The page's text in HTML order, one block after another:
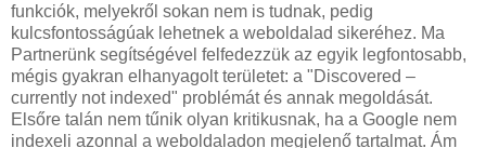
funkciók, melyekről sokan nem is tudnak, pedig
kulcsfontosságúak lehetnek a weboldalad sikeréhez. Ma
Partnerünk segítségével felfedezzük az egyik legfontosabb,
mégis gyakran elhanyagolt területet: a "Discovered –
currently not indexed" problémát és annak megoldását.
Elsőre talán nem tűnik olyan kritikusnak, ha a Google nem
indexeli azonnal a weboldaladon megjelenő tartalmat. Ám